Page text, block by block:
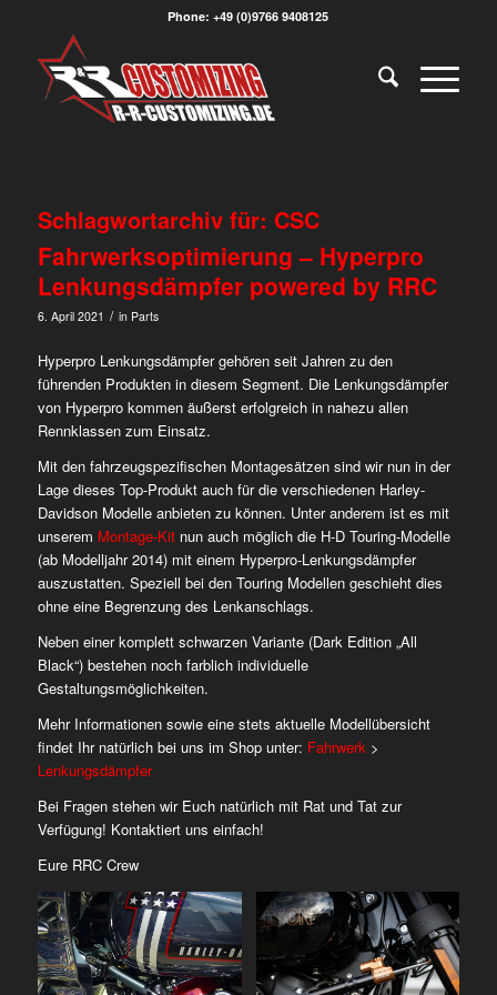
Phone: +49 (0)9766 9408125
Schlagwortarchiv für: CSC
Fahrwerksoptimierung – Hyperpro
Lenkungsdämpfer powered by RRC
6. April 2021 / in Parts
Hyperpro Lenkungsdämpfer gehören seit Jahren zu den
führenden Produkten in diesem Segment. Die Lenkungsdämpfer
von Hyperpro kommen äußerst erfolgreich in nahezu allen
Rennklassen zum Einsatz.
Mit den fahrzeugspezifischen Montagesätzen sind wir nun in der
Lage dieses Top-Produkt auch für die verschiedenen Harley-
Davidson Modelle anbieten zu können. Unter anderem ist es mit
unserem Montage-Kitnun auch möglich die H-D Touring-Modelle
(ab Modelljahr 2014) mit einem Hyperpro-Lenkungsdämpfer
auszustatten. Speziell bei den Touring Modellen geschieht dies
ohne eine Begrenzung des Lenkanschlags.
Neben einer komplett schwarzen Variante (Dark Edition „All
Black“) bestehen noch farblich individuelle
Gestaltungsmöglichkeiten.
Mehr Informationen sowie eine stets aktuelle Modellübersicht
findet Ihr natürlich bei uns im Shop unter: Fahrwerk>
Lenkungsdämpfer
Bei Fragen stehen wir Euch natürlich mit Rat und Tat zur
Verfügung! Kontaktiert uns einfach!
Eure RRC Crew